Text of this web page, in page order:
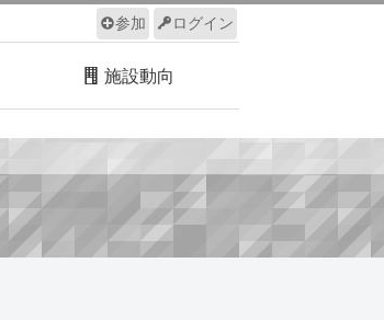
ログイン
参加
施設動向
サイトについて